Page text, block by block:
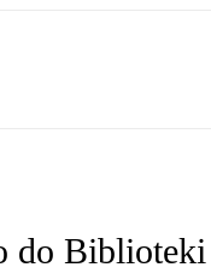
do